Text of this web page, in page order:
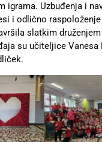
igrama. Uzbuđenja i
i odlično
slatkim
su učiteljice Vanesa